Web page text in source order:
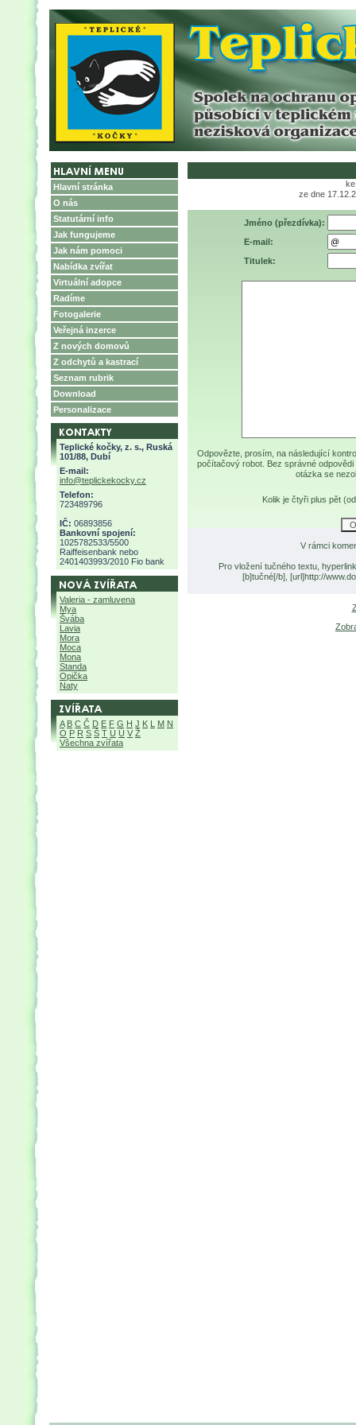
Hlavní stránka
O nás
Statutární info
Jak fungujeme
Jak nám pomoci
Nabídka zvířat
Virtuální adopce
Radíme
Fotogalerie
Veřejná inzerce
Z nových domovů
Z odchytů a kastrací
Seznam rubrik
Download
Personalizace
Teplické kočky, z. s., Ruská
101/88, Dubí
E-mail:
info@teplickekocky.cz
Telefon:
723489796
IČ: 06893856
Bankovní spojení:
1025782533/5500
Raiffeisenbank nebo
2401403993/2010 Fio bank
Valeria - zamluvena
Mya
Švába
Lavia
Mora
Moca
Mona
Standa
Opička
Naty
A B C Č D E F G H J K L M N
O P R S Š T U Ú V Ž
Všechna zvířata
ze dne
Jméno (přezdívka):
E-mail:
Titulek:
Odpovězte, prosím, na následující
počítačový robot. Bez správné
otázka se
Kolik je čtyři plus pět
V rámci
Pro vložení tučného textu,
[b]tučné[/b], [url]http://